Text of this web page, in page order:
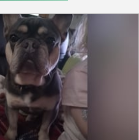
EUR. Kurzfristige Termine
Decken erfolgt bei uns. Er
Instagram Account.